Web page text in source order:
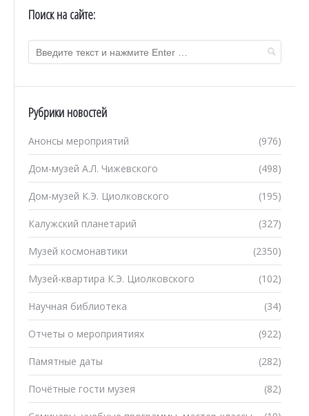
Поиск на сайте:
Рубрики новостей
(976)
Анонсы мероприятий
(498)
Дом-музей А.Л. Чижевского
(195)
Дом-музей К.Э. Циолковского
(327)
Калужский планетарий
(2350)
Музей космонавтики
(102)
Музей-квартира К.Э. Циолковского
(34)
Научная библиотека
(922)
Отчеты о мероприятиях
(282)
Памятные даты
(82)
Почётные гости музея